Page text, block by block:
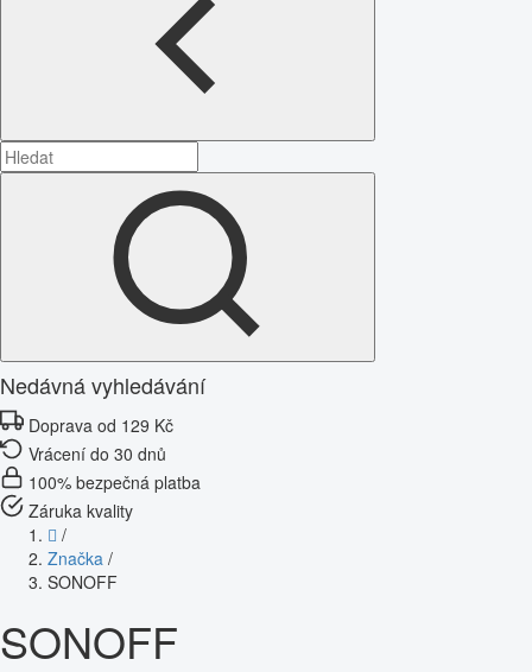
Nedávná vyhledávání
Doprava od 129 Kč
Vrácení do 30 dnů
100% bezpečná platba
Záruka kvality
/
Značka /
SONOFF
SONOFF